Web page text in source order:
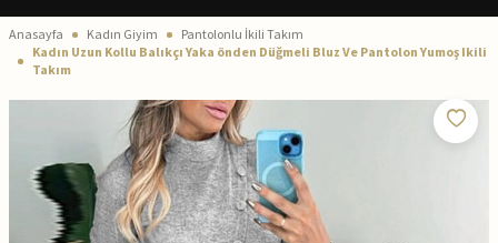
Anasayfa Kadın Giyim
Pantolonlu İkili Takım
Kadın Uzun Kollu Balıkçı Yaka önden Düğmeli Bluz Ve Pantolon Yumoş Ikili
Takım